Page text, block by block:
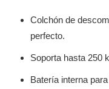
Colchón de
perfecto.
Soporta hasta 250
Batería interna